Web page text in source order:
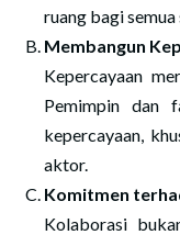
ruang bagi
Membangun
Kepercayaan
Pemimpin dan
kepercayaan,
aktor.
Komitmen
Kolaborasi